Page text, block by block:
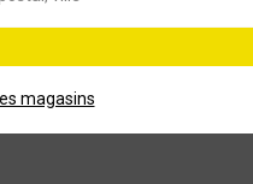
magasins